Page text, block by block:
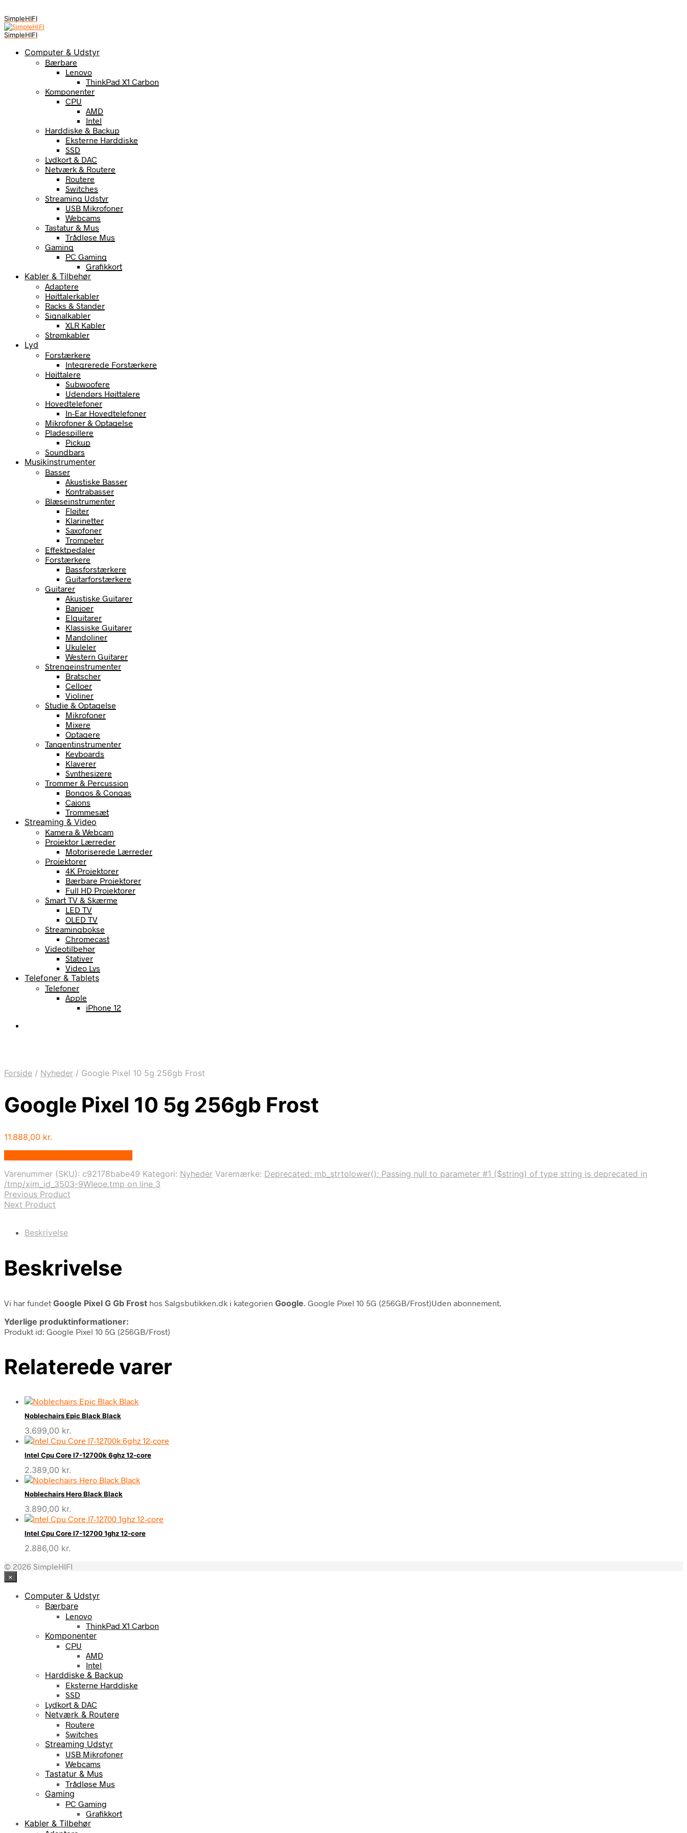
SimpleHIFI
SimpleHIFI
Computer & Udstyr
Bærbare
Lenovo
ThinkPad X1 Carbon
Komponenter
CPU
AMD
Intel
Harddiske & Backup
Eksterne Harddiske
SSD
Lydkort & DAC
Netværk & Routere
Routere
Switches
Streaming Udstyr
USB Mikrofoner
Webcams
Tastatur & Mus
Trådløse Mus
Gaming
PC Gaming
Grafikkort
Kabler & Tilbehør
Adaptere
Højttalerkabler
Racks & Stander
Signalkabler
XLR Kabler
Strømkabler
Lyd
Forstærkere
Integrerede Forstærkere
Højttalere
Subwoofere
Udendørs Højttalere
Hovedtelefoner
In-Ear Hovedtelefoner
Mikrofoner & Optagelse
Pladespillere
Pickup
Soundbars
Musikinstrumenter
Basser
Akustiske Basser
Kontrabasser
Blæseinstrumenter
Fløjter
Klarinetter
Saxofoner
Trompeter
Effektpedaler
Forstærkere
Bassforstærkere
Guitarforstærkere
Guitarer
Akustiske Guitarer
Banjoer
Elguitarer
Klassiske Guitarer
Mandoliner
Ukuleler
Western Guitarer
Strengeinstrumenter
Bratscher
Celloer
Violiner
Studie & Optagelse
Mikrofoner
Mixere
Optagere
Tangentinstrumenter
Keyboards
Klaverer
Synthesizere
Trommer & Percussion
Bongos & Congas
Cajons
Trommesæt
Streaming & Video
Kamera & Webcam
Projektor Lærreder
Motoriserede Lærreder
Projektorer
4K Projektorer
Bærbare Projektorer
Full HD Projektorer
Smart TV & Skærme
LED TV
OLED TV
Streamingbokse
Chromecast
Videotilbehør
Stativer
Video Lys
Telefoner & Tablets
Telefoner
Apple
iPhone 12
Forside / Nyheder / Google Pixel 10 5g 256gb Frost
Google Pixel 10 5g 256gb Frost
11.888,00 kr.
Varenummer (SKU): c92178babe49 Kategori: Nyheder Varemærke: Deprecated: mb_strtolower(): Passing null to parameter #1 ($string) of type string is deprecated in
/tmp/xim_id_3503-9WIeoe.tmp on line 3
Previous Product
Next Product
Beskrivelse
Beskrivelse
Vi har fundet Google Pixel G Gb Frost hos Salgsbutikken.dk i kategorien Google . Google Pixel 10 5G (256GB/Frost)Uden abonnement.
Yderlige produktinformationer:
Produkt id: Google Pixel 10 5G (256GB/Frost)
Relaterede varer
Noblechairs Epic Black Black
3.699,00 kr.
Intel Cpu Core I7-12700k 6ghz 12-core
2.389,00 kr.
Noblechairs Hero Black Black
3.890,00 kr.
Intel Cpu Core I7-12700 1ghz 12-core
2.886,00 kr.
© 2026 SimpleHIFI
×
Computer & Udstyr
Bærbare
Lenovo
ThinkPad X1 Carbon
Komponenter
CPU
AMD
Intel
Harddiske & Backup
Eksterne Harddiske
SSD
Lydkort & DAC
Netværk & Routere
Routere
Switches
Streaming Udstyr
USB Mikrofoner
Webcams
Tastatur & Mus
Trådløse Mus
Gaming
PC Gaming
Grafikkort
Kabler & Tilbehør